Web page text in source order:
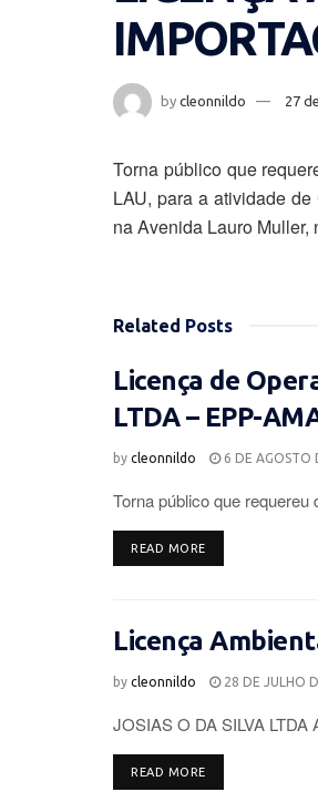
by cleonnildo 27
Torna público que
LAU, para a atividade
na Avenida Lauro
Related Posts
Licença de
LTDA – EPP-
by cleonnildo 6 DE AGOSTO
Torna público que
READ MOREDETAILS
Licença
by cleonnildo 28 DE JULHO
JOSIAS O DA SILVA LTDA
READ MOREDETAILS